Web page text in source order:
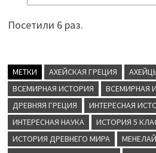
Посетили 6 раз.
МЕТКИ АХЕЙСКАЯ ГРЕЦИЯ
ВСЕМИРНАЯ ИСТОРИЯ
ВСЕМИРНАЯ
ДРЕВНЯЯ ГРЕЦИЯ
ИНТЕРЕСНАЯ
ИНТЕРЕСНАЯ НАУКА
ИСТОРИЯ 5
ИСТОРИЯ ДРЕВНЕГО МИРА
МЕНЕЛАЙ